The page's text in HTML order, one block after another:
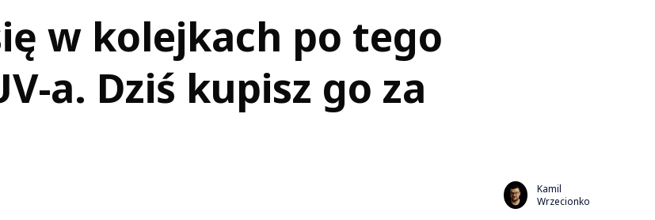
w kolejkach po tego
a. Dziś kupisz go za
Kamil
Wrzecionko